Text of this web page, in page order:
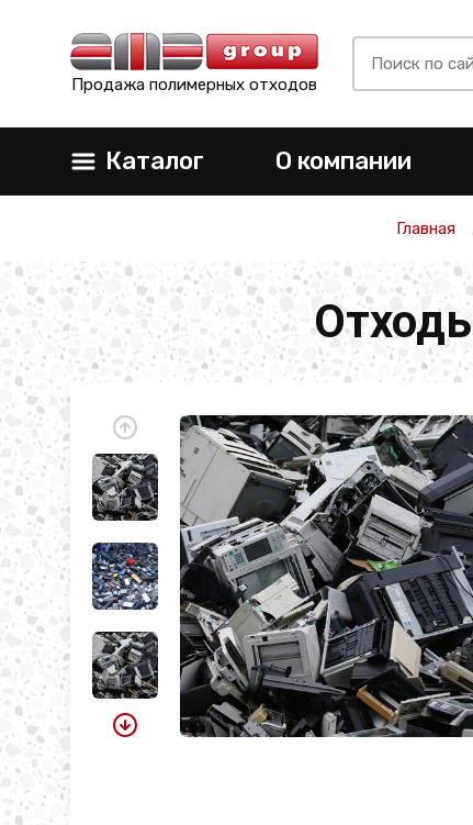
Продажа полимерных отходов
Каталог О компании
Главная